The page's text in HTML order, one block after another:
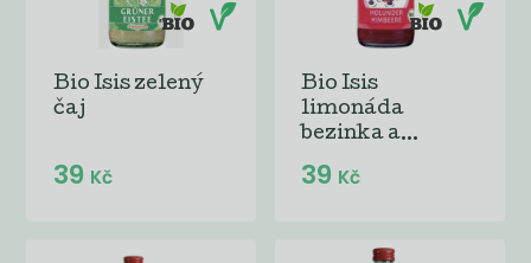
Bio Isis zelený
čaj
39 Kč
Bio Isis
limonáda
bezinka a...
39 Kč